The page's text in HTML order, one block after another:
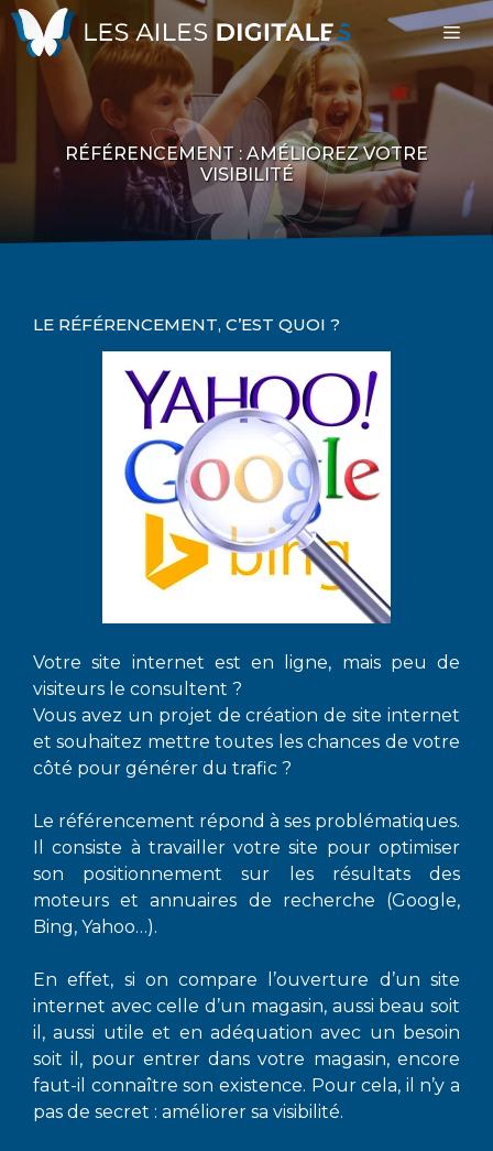
Aller
au
contenu
RÉFÉRENCEMENT : AMÉLIOREZ VOTRE
VISIBILITÉ
LE RÉFÉRENCEMENT, C’EST QUOI ?
Votre site internet est en ligne, mais peu de
visiteurs le consultent ?
Vous avez un projet de création de site internet
et souhaitez mettre toutes les chances de votre
côté pour générer du trafic ?
Le référencement répond à ses problématiques.
Il consiste à travailler votre site pour optimiser
son positionnement sur les résultats des
moteurs et annuaires de recherche (Google,
Bing, Yahoo…).
En effet, si on compare l’ouverture d’un site
internet avec celle d’un magasin, aussi beau soit
il, aussi utile et en adéquation avec un besoin
soit il, pour entrer dans votre magasin, encore
faut-il connaître son existence. Pour cela, il n’y a
pas de secret : améliorer sa visibilité.